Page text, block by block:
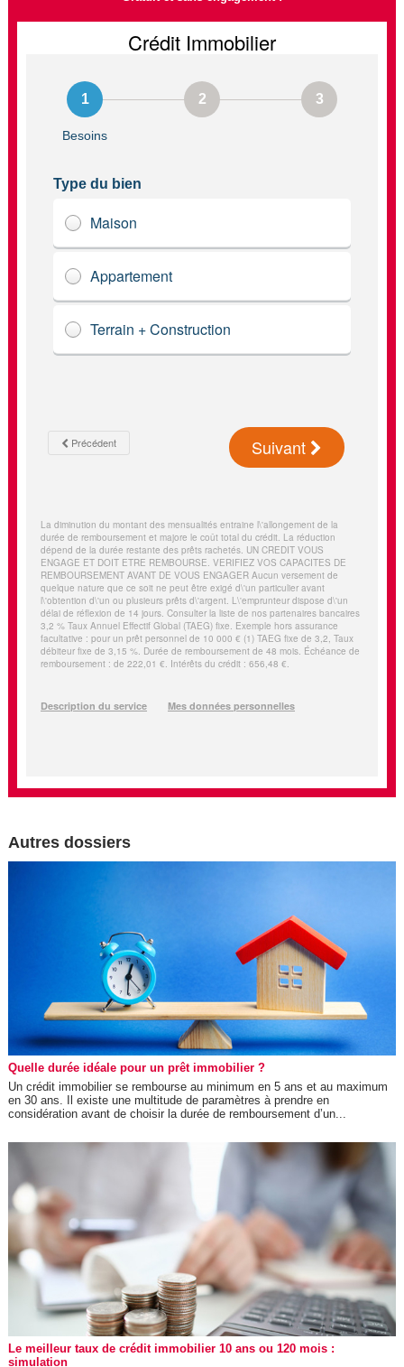
Autres dossiers
Quelle durée idéale pour un prêt immobilier ?
Un crédit immobilier se rembourse au minimum en 5 ans et au maximum
en 30 ans. Il existe une multitude de paramètres à prendre en
considération avant de choisir la durée de remboursement d’un...
Le meilleur taux de crédit immobilier 10 ans ou 120 mois :
simulation